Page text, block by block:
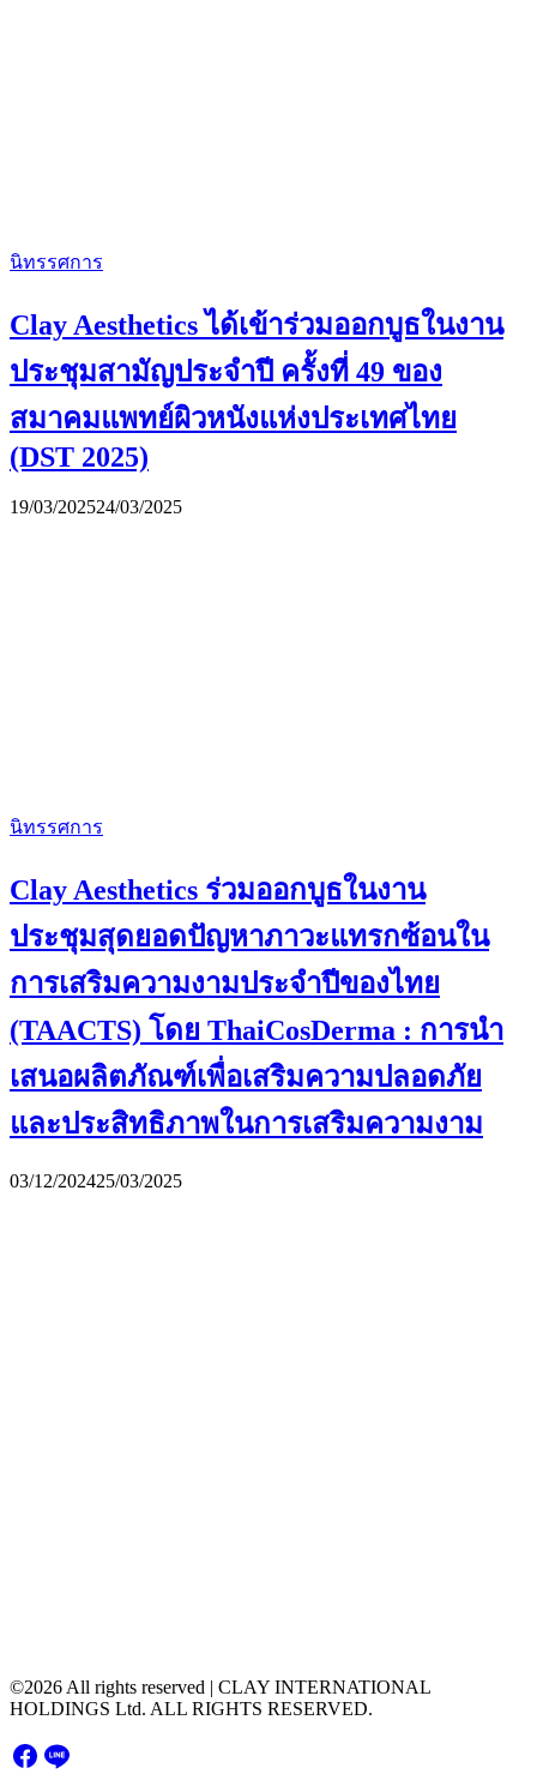
นิทรรศการ
Clay Aesthetics ได้เข้าร่วมออกบูธในงาน
ประชุมสามัญประจำปี ครั้งที่ 49 ของ
สมาคมแพทย์ผิวหนังแห่งประเทศไทย
(DST 2025)
19/03/202524/03/2025
นิทรรศการ
Clay Aesthetics ร่วมออกบูธในงาน
ประชุมสุดยอดปัญหาภาวะแทรกซ้อนใน
การเสริมความงามประจำปีของไทย
(TAACTS) โดย ThaiCosDerma : การนำ
เสนอผลิตภัณฑ์เพื่อเสริมความปลอดภัย
และประสิทธิภาพในการเสริมความงาม
03/12/202425/03/2025
©2026 All rights reserved | CLAY INTERNATIONAL
HOLDINGS Ltd. ALL RIGHTS RESERVED.